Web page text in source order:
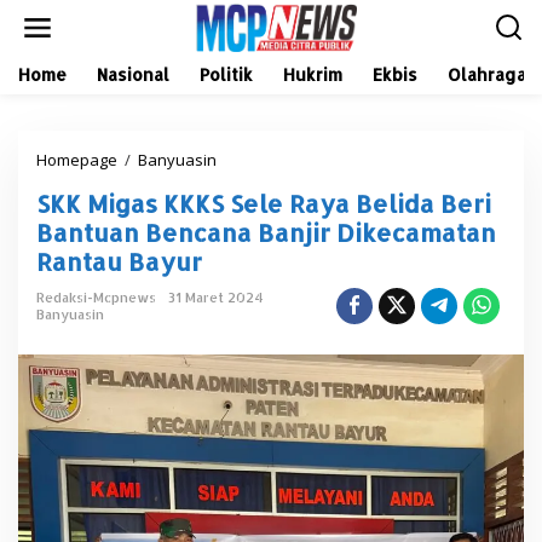
Home Nasional Politik Hukrim Ekbis Olahraga
Homepage / Banyuasin
K
M
i
a
K
K
S
S
e
l
e
R
a
SKK Migas KKKS Sele Raya Belida Beri
Bantuan Bencana Banjir Dikecamatan
Rantau Bayur
Redaksi-Mcpnews
31 Maret 2024
Banyuasin